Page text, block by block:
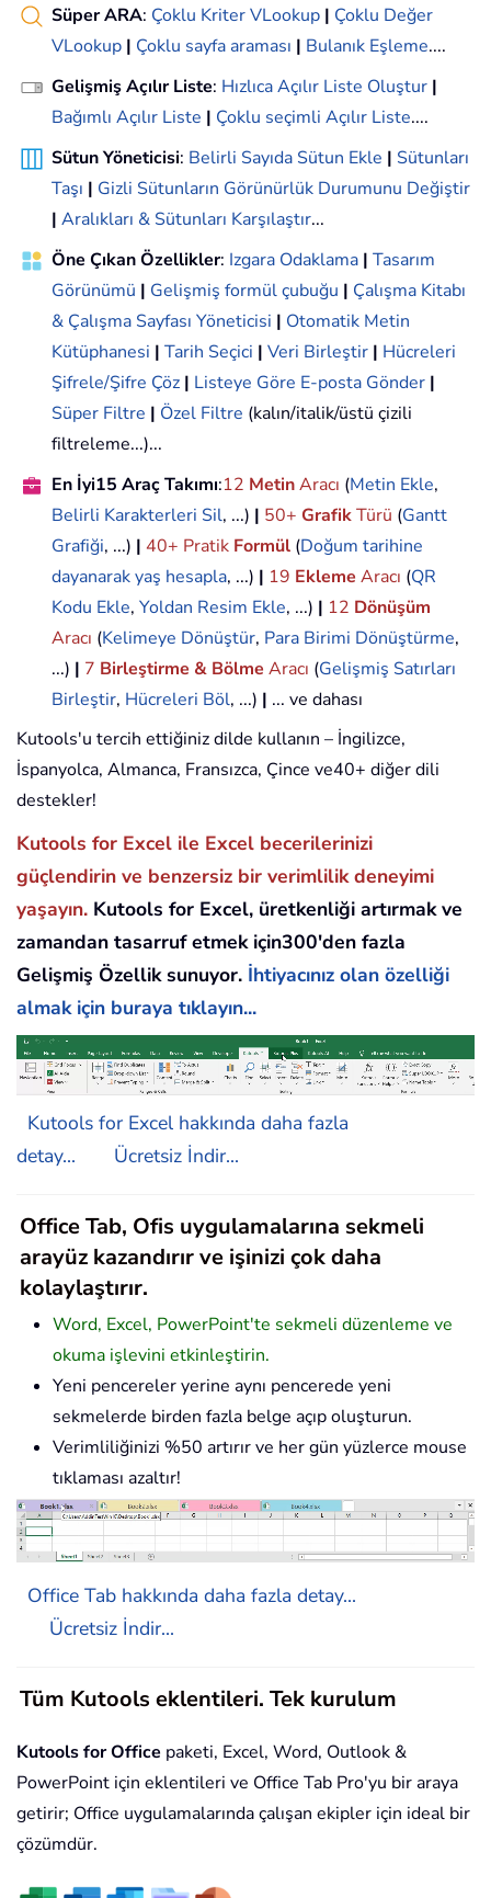
Süper ARA: Çoklu Kriter VLookup | Çoklu Değer
VLookup | Çoklu sayfa araması | Bulanık Eşleme....
Gelişmiş Açılır Liste: Hızlıca Açılır Liste Oluştur |
Bağımlı Açılır Liste | Çoklu seçimli Açılır Liste....
Sütun Yöneticisi: Belirli Sayıda Sütun Ekle | Sütunları
Taşı | Gizli Sütunların Görünürlük Durumunu Değiştir
| Aralıkları & Sütunları Karşılaştır...
Öne Çıkan Özellikler: Izgara Odaklama | Tasarım
Görünümü | Gelişmiş formül çubuğu | Çalışma Kitabı
& Çalışma Sayfası Yöneticisi | Otomatik Metin
Kütüphanesi | Tarih Seçici | Veri Birleştir | Hücreleri
Şifrele/Şifre Çöz | Listeye Göre E-posta Gönder |
Süper Filtre | Özel Filtre (kalın/italik/üstü çizili
filtreleme...)...
En İyi15 Araç Takımı:12 MetinAracı (Metin Ekle,
Belirli Karakterleri Sil, ...) | 50+ GrafikTürü (Gantt
Grafiği, ...) | 40+ Pratik Formül (Doğum tarihine
dayanarak yaş hesapla, ...) | 19 Ekleme Aracı (QR
Kodu Ekle, Yoldan Resim Ekle, ...) | 12 Dönüşüm
Aracı (Kelimeye Dönüştür, Para Birimi Dönüştürme,
...) | 7 Birleştirme & Bölme Aracı (Gelişmiş Satırları
Birleştir, Hücreleri Böl, ...) | ... ve dahası
Kutools'u tercih ettiğiniz dilde kullanın – İngilizce,
İspanyolca, Almanca, Fransızca, Çince ve40+ diğer dili
destekler!
Kutools for Excel ile Excel becerilerinizi
güçlendirin ve benzersiz bir verimlilik deneyimi
yaşayın. Kutools for Excel, üretkenliği artırmak ve
zamandan tasarruf etmek için300'den fazla
Gelişmiş Özellik sunuyor. İhtiyacınız olan özelliği
almak için buraya tıklayın...
Kutools for Excel hakkında daha fazla
detay...
Ücretsiz İndir...
Office Tab, Ofis uygulamalarına sekmeli
arayüz kazandırır ve işinizi çok daha
kolaylaştırır.
Word, Excel, PowerPoint'te sekmeli düzenleme ve
okuma işlevini etkinleştirin.
Yeni pencereler yerine aynı pencerede yeni
sekmelerde birden fazla belge açıp oluşturun.
Verimliliğinizi %50 artırır ve her gün yüzlerce mouse
tıklaması azaltır!
Office Tab hakkında daha fazla detay...
Ücretsiz İndir...
Tüm Kutools eklentileri. Tek kurulum
Kutools for Office paketi, Excel, Word, Outlook &
PowerPoint için eklentileri ve Office Tab Pro'yu bir araya
getirir; Office uygulamalarında çalışan ekipler için ideal bir
çözümdür.